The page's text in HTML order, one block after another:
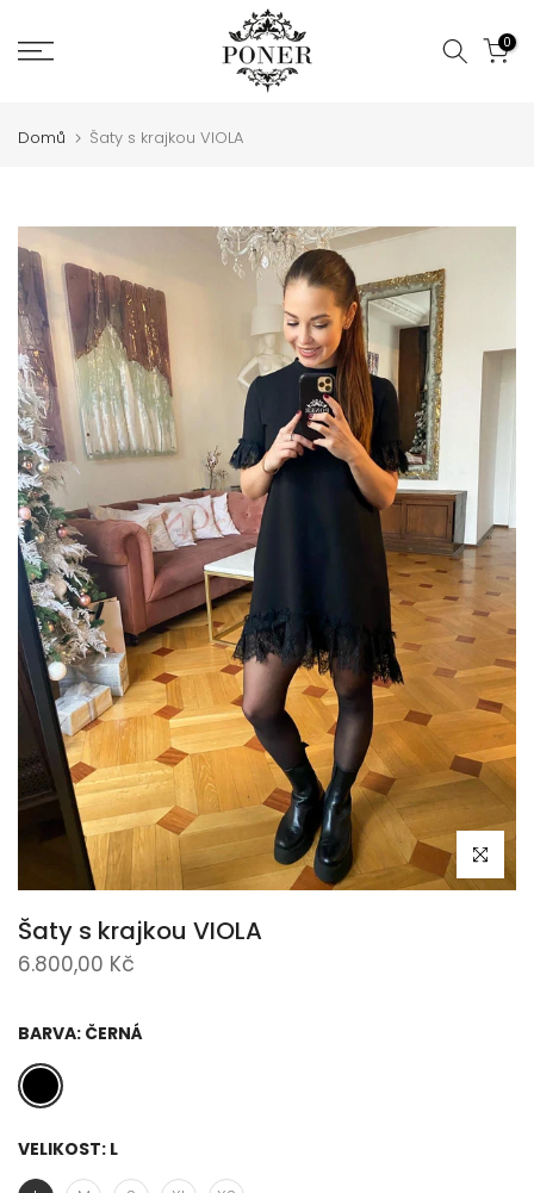
na
0
Domů Šaty s krajkou VIOLA
Klikni pro
Šaty s krajkou VIOLA
6.800,00 Kč
BARVA: ČERNÁ
VELIKOST: L